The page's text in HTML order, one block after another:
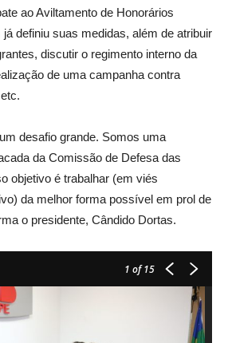
ao Aviltamento de Honorários
definiu suas medidas, além de atribuir
discutir o regimento interno da
de uma campanha contra
desafio grande. Somos uma
da Comissão de Defesa das
objetivo é trabalhar (em viés
da melhor forma possível em prol de
o presidente, Cândido Dortas.
1 of 15